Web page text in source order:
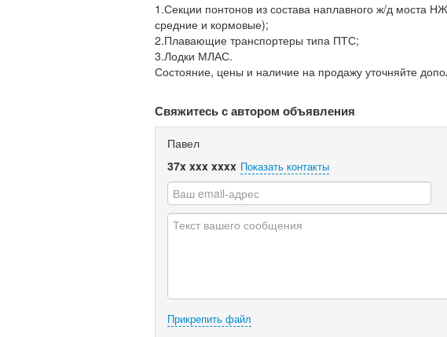
1.Секции понтонов из состава наплавного ж/д моста
средние и кормовые);
2.Плавающие транспортеры типа ПТС;
3.Лодки МЛАС.
Состояние, цены и наличие на продажу уточняйте
Свяжитесь с автором объявления
Павел
37x xxx xxxx Показать контакты
Прикрепить файл